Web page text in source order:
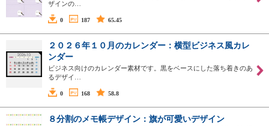
ザインの…
0 187 65.45
２０２６年１０月のカレンダー：横型ビジネス風カレ
ンダー
ビジネス向けのカレンダー素材です。黒をベースにした落ち着きのあ
るデザイ…
0 168 58.8
８分割のメモ帳デザイン：旗が可愛いデザイン